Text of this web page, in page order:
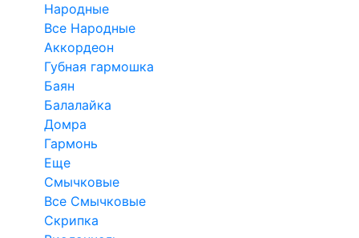
Народные
Все Народные
Аккордеон
Губная гармошка
Баян
Балалайка
Домра
Гармонь
Еще
Смычковые
Все Смычковые
Скрипка